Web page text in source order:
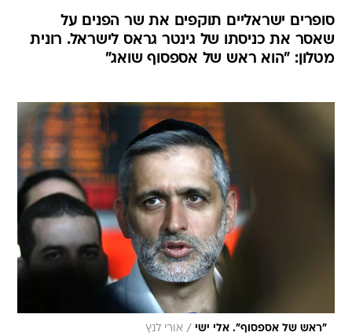
סופרים ישראליים תוקפים את שר הפנים על
שאסר את כניסתו של גינטר גראס לישראל. רונית
מטלון: "הוא ראש של אספסוף שואג"
"ראש של אספסוף". אלי ישי / אורי לנץ